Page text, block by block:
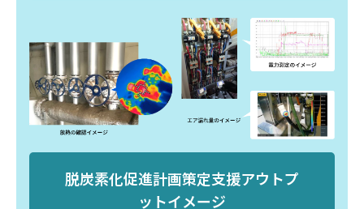
脱炭素化促進計画策定支援アウトプ
ットイメージ